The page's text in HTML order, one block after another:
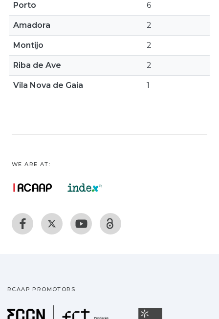
Porto 6
Amadora 2
Montijo 2
Riba de Ave 2
Vila Nova de Gaia 1
WE ARE AT:
RCAAP PROMOTORS
Fundação para a